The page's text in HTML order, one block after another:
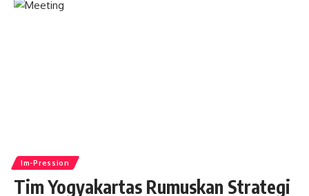
Im-Pression
Tim Yogyakartas Rumuskan Strategi